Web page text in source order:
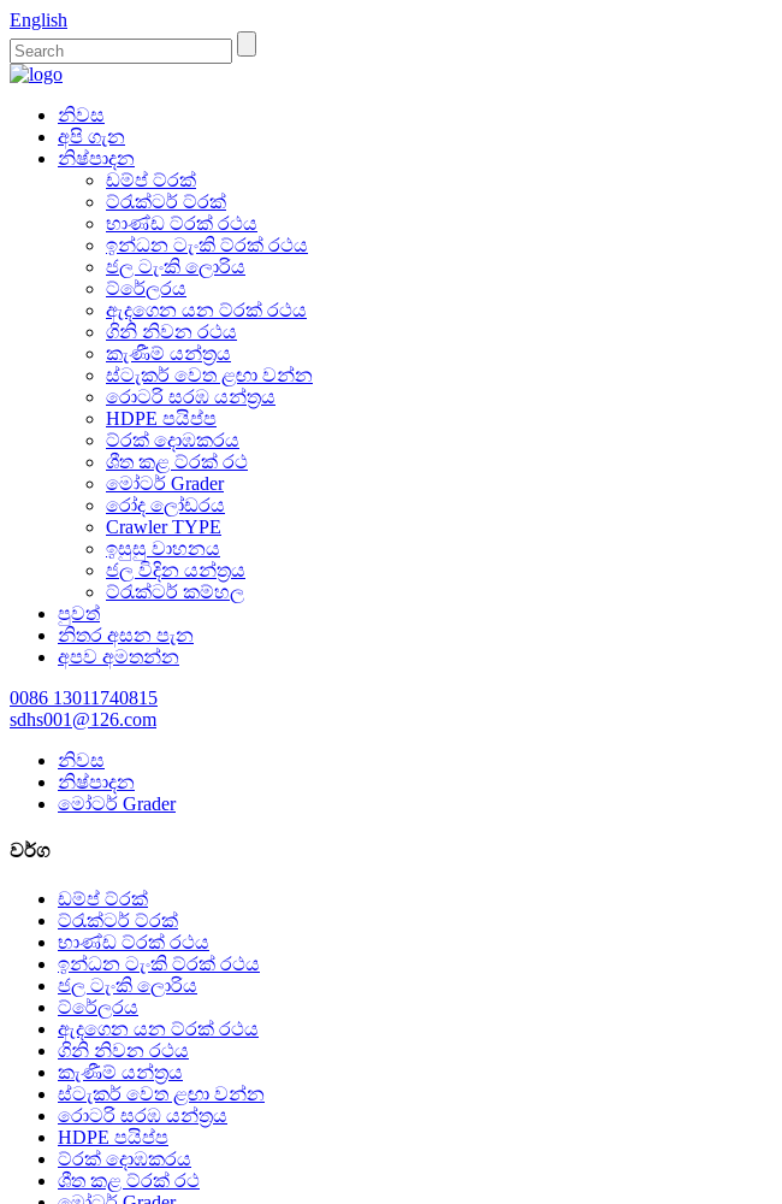
English
නිවස
අපි ගැන
නිෂ්පාදන
ඩම්ප් ට්රක්
ට්රැක්ටර් ට්රක්
භාණ්ඩ ට්රක් රථය
ඉන්ධන ටැංකි ට්රක් රථය
ජල ටැංකි ලොරිය
ට්රේලරය
ඇදගෙන යන ට්රක් රථය
ගිනි නිවන රථය
කැණීම් යන්ත්‍රය
ස්ටැකර් වෙත ළඟා වන්න
රොටරි සරඹ යන්ත්‍රය
HDPE පයිප්ප
ට්රක් දොඹකරය
ශීත කළ ට්රක් රථ
මෝටර් Grader
රෝද ලෝඩරය
Crawler TYPE
ඉසුසු වාහනය
ජල විදින යන්ත්‍රය
ට්රැක්ටර් කම්හල
පුවත්
නිතර අසන පැන
අපව අමතන්න
0086 13011740815
sdhs001@126.com
නිවස
නිෂ්පාදන
මෝටර් Grader
වර්ග
ඩම්ප් ට්රක්
ට්රැක්ටර් ට්රක්
භාණ්ඩ ට්රක් රථය
ඉන්ධන ටැංකි ට්රක් රථය
ජල ටැංකි ලොරිය
ට්රේලරය
ඇදගෙන යන ට්රක් රථය
ගිනි නිවන රථය
කැණීම් යන්ත්‍රය
ස්ටැකර් වෙත ළඟා වන්න
රොටරි සරඹ යන්ත්‍රය
HDPE පයිප්ප
ට්රක් දොඹකරය
ශීත කළ ට්රක් රථ